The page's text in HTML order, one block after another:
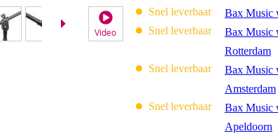
Video
Snel leverbaar Bax Music
Snel leverbaar
Bax Music
Rotterdam
Snel leverbaar
Bax Music
Amsterdam
Snel leverbaar
Bax Music
Apeldoorn